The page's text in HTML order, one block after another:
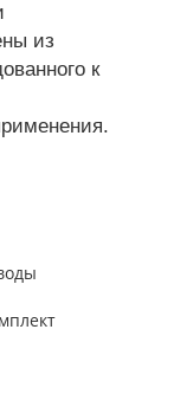
из
к